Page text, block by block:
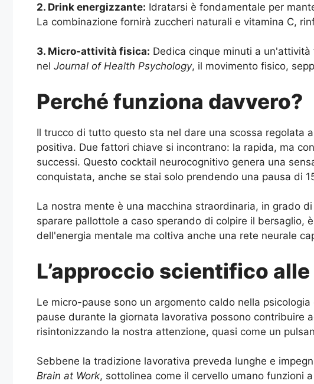
2. Drink energizzante: Idratarsi è fondamentale per
La combinazione fornirà zuccheri naturali e vitamina C,
3. Micro-attività fisica: Dedica cinque minuti a
nel Journal of Health Psychology, il movimento fisico,
Perché funziona davvero?
Il trucco di tutto questo sta nel dare una scossa regolata
positiva. Due fattori chiave si incontrano: la rapida, ma
successi. Questo cocktail neurocognitivo genera una
conquistata, anche se stai solo prendendo una pausa di
La nostra mente è una macchina straordinaria, in grado
sparare pallottole a caso sperando di colpire il
dell'energia mentale ma coltiva anche una rete neurale
L’approccio scientifico
Le micro-pause sono un argomento caldo nella
pause durante la giornata lavorativa possono contribuire
risintonizzando la nostra attenzione, quasi come un
Sebbene la tradizione lavorativa preveda lunghe e
Brain at Work, sottolinea come il cervello umano funzioni